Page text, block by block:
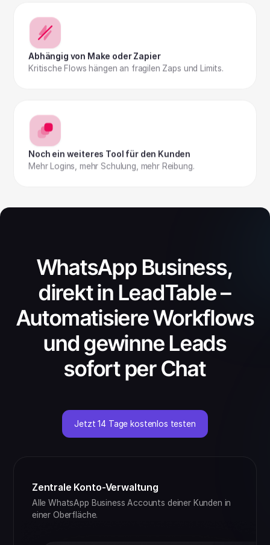
Abhängig von Make oder Zapier
Kritische Flows hängen an fragilen Zaps und Limits.
Noch ein weiteres Tool für den Kunden
Mehr Logins, mehr Schulung, mehr Reibung.
WhatsApp Business,
direkt in LeadTable –
Automatisiere Workflows
und gewinne Leads
sofort per Chat
Jetzt 14 Tage kostenlos testen
Zentrale Konto-Verwaltung
Alle WhatsApp Business Accounts deiner Kunden in
einer Oberfläche.